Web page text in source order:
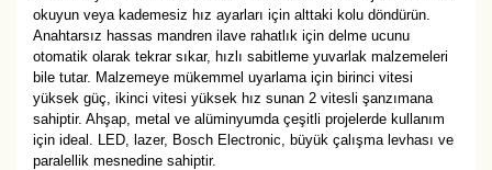
okuyun veya kademesiz hız ayarları için alttaki kolu döndürün.
Anahtarsız hassas mandren ilave rahatlık için delme ucunu
otomatik olarak tekrar sıkar, hızlı sabitleme yuvarlak malzemeleri
bile tutar. Malzemeye mükemmel uyarlama için birinci vitesi
yüksek güç, ikinci vitesi yüksek hız sunan 2 vitesli şanzımana
sahiptir. Ahşap, metal ve alüminyumda çeşitli projelerde kullanım
için ideal. LED, lazer, Bosch Electronic, büyük çalışma levhası ve
paralellik mesnedine sahiptir.